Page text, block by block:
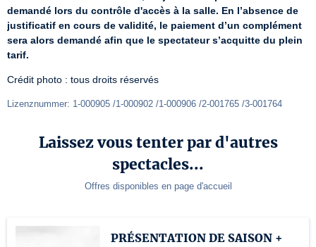
demandé lors du contrôle d'accès à la salle. En l’absence de
justificatif en cours de validité, le paiement d’un complément
sera alors demandé afin que le spectateur s’acquitte du plein
tarif.
Crédit photo : tous droits réservés
Lizenznummer: 1-000905 /1-000902 /1-000906 /2-001765 /3-001764
Laissez vous tenter par d'autres
spectacles...
Offres disponibles en page d'accueil
PRÉSENTATION DE SAISON +